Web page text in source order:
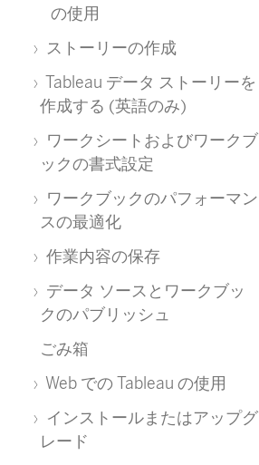
の使用
ストーリーの作成
Tableau データ ストーリーを
作成する (英語のみ)
ワークシートおよびワークブ
ックの書式設定
ワークブックのパフォーマン
スの最適化
作業内容の保存
データ ソースとワークブッ
クのパブリッシュ
ごみ箱
Web での Tableau の使用
インストールまたはアップグ
レード